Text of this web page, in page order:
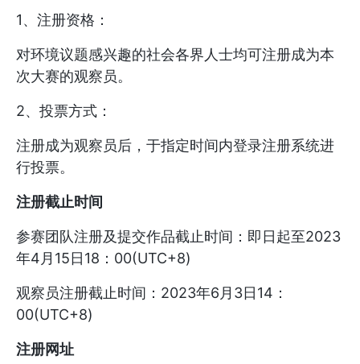
1、注册资格：
对环境议题感兴趣的社会各界人士均可注册成为本
次大赛的观察员。
2、投票方式：
注册成为观察员后，于指定时间内登录注册系统进
行投票。
注册截止时间
参赛团队注册及提交作品截止时间：即日起至2023
年4月15日18：00(UTC+8)
观察员注册截止时间：2023年6月3日14：
00(UTC+8)
注册网址